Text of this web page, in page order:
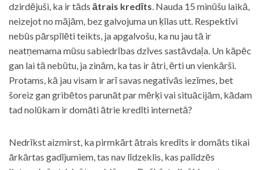
dzirdējuši, ka ir tāds ātrais kredīts. Nauda 15 minūšu laikā,
neizejot no mājām, bez galvojuma un ķīlas utt. Respektīvi
nebūs pārspīlēti teikts, ja apgalvošu, ka nu jau tā ir
neatņemama mūsu sabiedrības dzīves sastāvdaļa. Un kāpēc
gan lai tā nebūtu, ja zinām, ka tas ir ātri, ērti un vienkārši.
Protams, kā jau visam ir arī savas negatīvās iezīmes, bet
šoreiz gan gribētos parunāt par mērķi vai situācijām, kādam
tad nolūkam ir domāti ātrie kredīti internetā?
Nedrīkst aizmirst, ka pirmkārt ātrais kredīts ir domāts tikai
ārkārtas gadījumiem, tas nav līdzeklis, kas palīdzēs